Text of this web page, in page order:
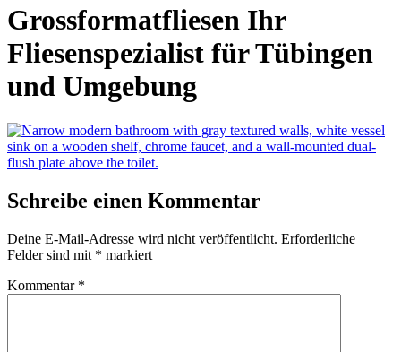
Grossformatfliesen Ihr
Fliesenspezialist für Tübingen
und Umgebung
Schreibe einen Kommentar
Deine E-Mail-Adresse wird nicht veröffentlicht. Erforderliche
Felder sind mit * markiert
Kommentar *